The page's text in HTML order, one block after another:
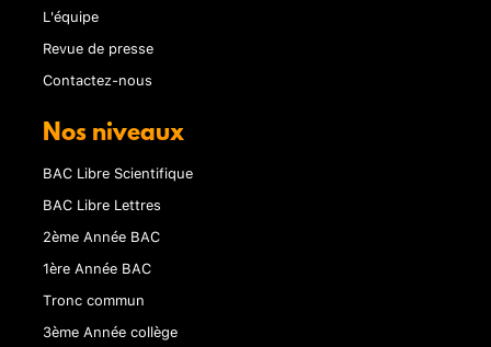
L'équipe
Revue de presse
Contactez-nous
Nos niveaux
BAC Libre Scientifique
BAC Libre Lettres
2ème Année BAC
1ère Année BAC
Tronc commun
3ème Année collège